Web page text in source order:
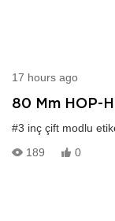
17 hours ago
80 Mm HOP-
Sürücüyü
Etiket
#3 inç çift modlu
189
0